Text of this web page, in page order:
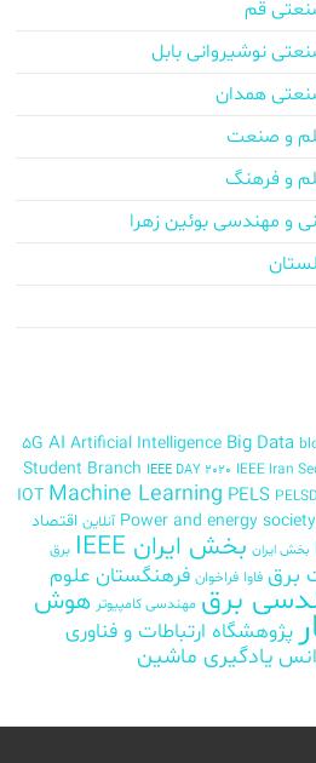
قم
نوشیروانی بابل
همدان
و صنعت
و فرهنگ
و مهندسی بوئین زهرا
5G AI Artificial Intelligence Big Data
Student Branch IEEE DAY 2020 IEEE Iran
IOT Machine Learning PELS
Power and energy آنلاین اقتصاد
بخش ایران بخش ایران IEEE
برق
برق فاوا فراخوان فرهنگستان علوم
برق مهندسی کامپیوتر هوش
پژوهشگاه ارتباطات و فناوری
یادگیری ماشین